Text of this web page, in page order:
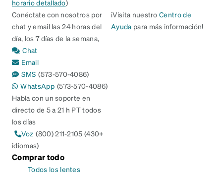
horario detallado)
Conéctate con nosotros por
chat y email las 24 horas del
día, los 7 días de la semana,
Chat
Email
SMS (573-570-4086)
WhatsApp (573-570-4086)
Habla con un soporte en
directo de 5 a 21 h PT todos
los días
Voz (800) 211-2105 (430+
idiomas)
¡Visita nuestroCentro de
Ayuda para más información!
Comprar todo
Todos los lentes